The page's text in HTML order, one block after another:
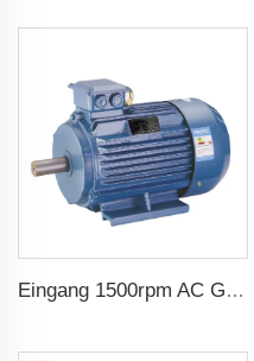
Eingang 1500rpm AC Gleichstrommotor 3-phasig 2.2kw 3hp Ausgang Dreiphasgenerator für Wechselstromgenerator